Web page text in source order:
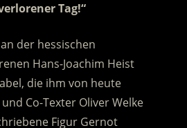
Tag!“
der hessischen
Hans-Joachim Heist
die ihm von heute
Co-Texter Oliver Welke
Figur Gernot